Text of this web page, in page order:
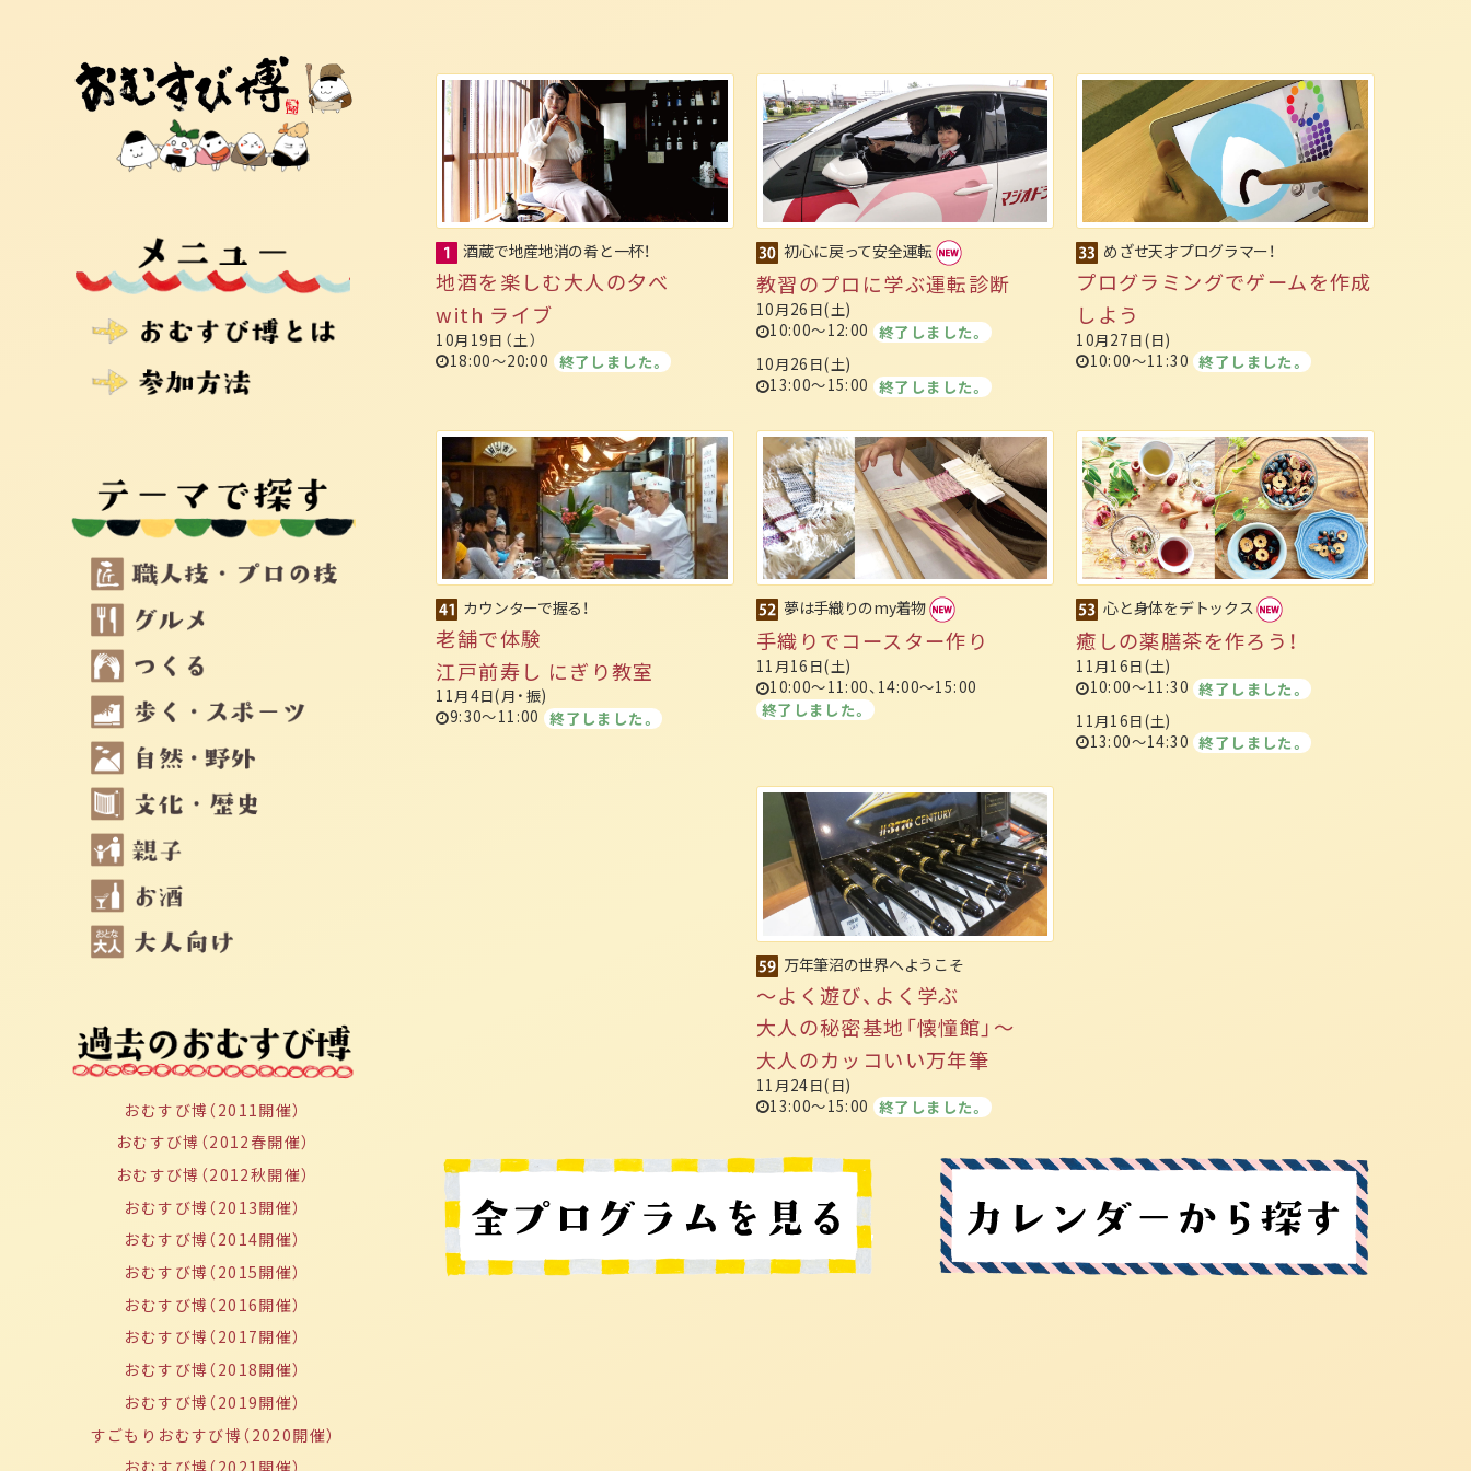
酒蔵で地産地消の肴と一杯！
地酒を楽しむ大人の夕べ
with ライブ
10月19日（土）
18:00～20:00 終了しました。
初心に戻って安全運転
教習のプロに学ぶ運転診断
10月26日(土)
10:00～12:00 終了しました。
10月26日(土)
13:00～15:00 終了しました。
めざせ天才プログラマー！
プログラミングでゲームを作成
しよう
10月27日(日)
10:00～11:30 終了しました。
カウンターで握る！
老舗で体験
江戸前寿し にぎり教室
11月4日(月・振)
9:30～11:00 終了しました。
夢は手織りのmy着物
手織りでコースター作り
11月16日(土)
10:00～11:00、14:00～15:00
終了しました。
心と身体をデトックス
癒しの薬膳茶を作ろう！
11月16日(土)
10:00～11:30 終了しました。
11月16日(土)
13:00～14:30 終了しました。
万年筆沼の世界へようこそ
～よく遊び、よく学ぶ
大人の秘密基地「懐憧館」～
大人のカッコいい万年筆
11月24日(日)
13:00～15:00 終了しました。
おむすび博（2011開催）
おむすび博 （2012春開催）
おむすび博 （2012秋開催）
おむすび博（2013開催）
おむすび博（2014開催）
おむすび博（2015開催）
おむすび博（2016開催）
おむすび博（2017開催）
おむすび博（2018開催）
おむすび博（2019開催）
すごもりおむすび博（2020開催）
おむすび博（2021開催）